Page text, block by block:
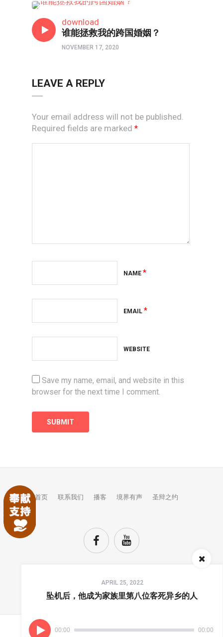
download
谁能拯救我的跨国婚姻？
NOVEMBER 17, 2020
LEAVE A REPLY
Your email address will not be published.
Required fields are marked *
NAME *
EMAIL *
WEBSITE
Save my name, email, and website in this
browser for the next time I comment.
APRIL 25, 2022
坠机后，他成为家族里第八位客死异乡的人
00:00 00:00
首页 联系我们 播客 境界有声 圣辩之约
TOP